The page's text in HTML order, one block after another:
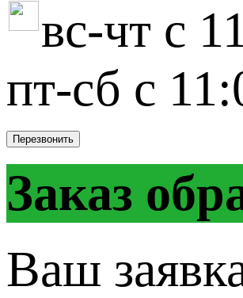
вс-чт с
пт-сб с
Перезвонить
Заказ
Ваш